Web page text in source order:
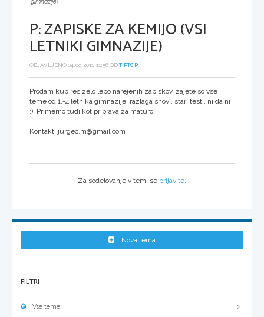
P: ZAPISKE ZA KEMIJO (VSI
LETNIKI GIMNAZIJE)
OBJAVLJENO 04.09.2011, 11:56 ODTIPTOP
Prodam kup res zelo lepo narejenih zapiskov, zajete so vse
teme od 1.-4.letnika gimnazije, razlaga snovi, stari testi, ni da ni
:). Primerno tudi kot priprava za maturo.
Kontakt: jurgec.m@gmail.com
Za sodelovanje v temi se prijavite
Nova tema
FILTRI
Vse teme